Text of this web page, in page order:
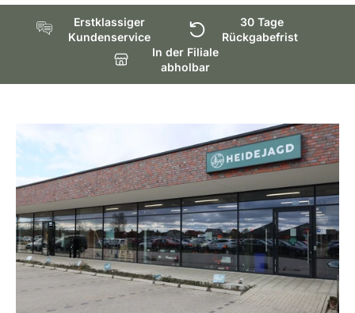
ihrem ganzjährigen Design bieten sie einen ausgezeichneten
Kompromiss zwischen Isolierung, Komfort und Haltbarkeit, und
sind vielseitig für verschiedene Aktivitäten geeignet.
Hochwertiges Neoprenfutter (4,0 mm):Bietet
hervorragende Isolierung und hält Ihre Füße angenehm
warm, selbst in kalten und feuchten Umgebungen.
Langanhaltender Komfort:Das Neoprenfutter sorgt nicht
nur für Wärme, sondern auch für zusätzlichen Komfort,
sodass Sie die Stiefel über längere Zeiträume tragen
können, ohne dass Ihre Füße ermüden.
18-Zoll-Höhe für maximalen Schutz:Bietet großzügigen
Schutz vor Wasser, Schlamm und anderen Elementen. Egal,
30 Tage unkomplizierte Rückgabe
Erstklassiger
Kundenservice
30 Tage
Rückgabefrist
In der Filiale
abholbar